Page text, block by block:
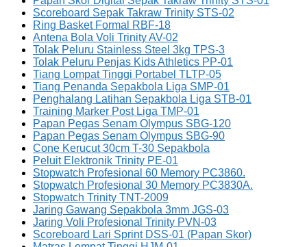
Scoreboard Sepak Takraw Trinity STS-02
Ring Basket Formal RBF-18
Antena Bola Voli Trinity AV-02
Tolak Peluru Stainless Steel 3kg TPS-3
Tolak Peluru Penjas Kids Athletics PP-01
Tiang Lompat Tinggi Portabel TLTP-05
Tiang Penanda Sepakbola Liga SMP-01
Penghalang Latihan Sepakbola Liga STB-01
Training Marker Post Liga TMP-01
Papan Pegas Senam Olympus SBG-120
Papan Pegas Senam Olympus SBG-90
Cone Kerucut 30cm T-30 Sepakbola
Peluit Elektronik Trinity PE-01
Stopwatch Profesional 60 Memory PC3860.
Stopwatch Profesional 30 Memory PC3830A.
Stopwatch Trinity TNT-2009
Jaring Gawang Sepakbola 3mm JGS-03
Jaring Voli Profesional Trinity PVN-03
Scoreboard Lari Sprint DSS-01 (Papan Skor)